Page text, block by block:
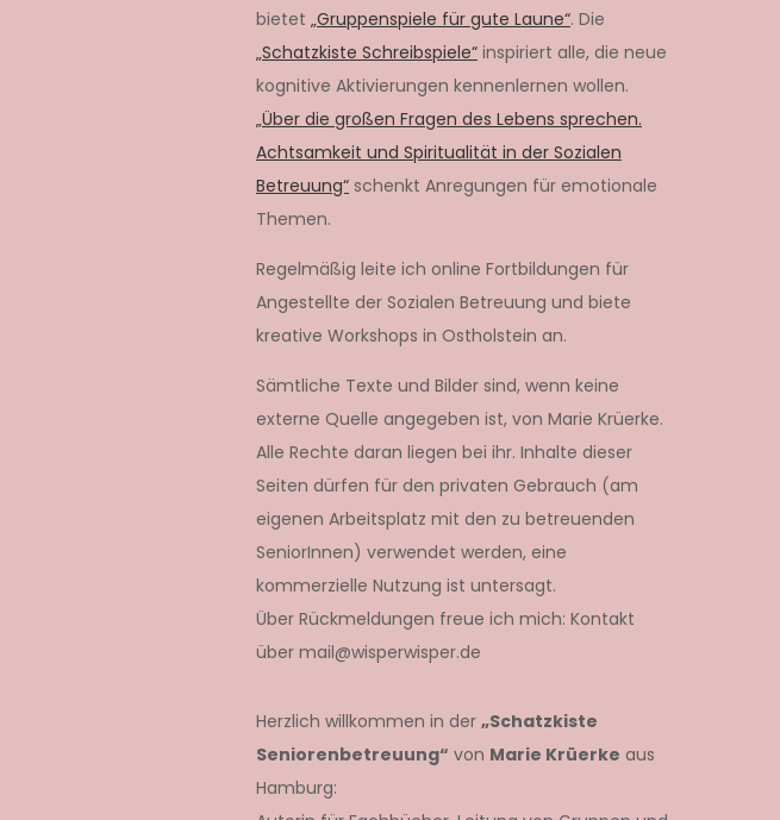
bietet „Gruppenspiele für gute Laune“. Die
„Schatzkiste Schreibspiele“ inspiriert alle, die neue
kognitive Aktivierungen kennenlernen wollen.
„Über die großen Fragen des Lebens sprechen.
Achtsamkeit und Spiritualität in der Sozialen
Betreuung“ schenkt Anregungen für emotionale
Themen.
Regelmäßig leite ich online Fortbildungen für
Angestellte der Sozialen Betreuung und biete
kreative Workshops in Ostholstein an.
Sämtliche Texte und Bilder sind, wenn keine
externe Quelle angegeben ist, von Marie Krüerke.
Alle Rechte daran liegen bei ihr. Inhalte dieser
Seiten dürfen für den privaten Gebrauch (am
eigenen Arbeitsplatz mit den zu betreuenden
SeniorInnen) verwendet werden, eine
kommerzielle Nutzung ist untersagt.
Über Rückmeldungen freue ich mich: Kontakt
über mail@wisperwisper.de
Herzlich willkommen in der „Schatzkiste
Seniorenbetreuung“ von Marie Krüerke aus
Hamburg: